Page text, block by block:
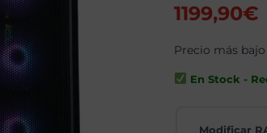
El
original
era:
1199,90€El
Precio más bajo
En Stock -
Modificar